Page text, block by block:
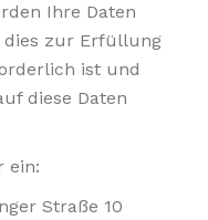
Ihre Daten
dies zur Erfüllung
ist und
diese Daten
ein:
Straße 10